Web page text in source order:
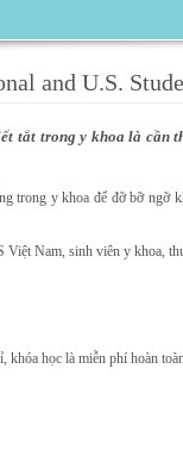
and U.S.
tắt trong y khoa là cần
trong y khoa để đỡ bỡ ngỡ
Nam, sinh viên y khoa,
học là miễn phí hoàn